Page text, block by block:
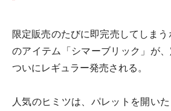
限定販売のたびに即完売してしま
のアイテム「シマーブリック」が
ついにレギュラー発売される。
人気のヒミツは、パレットを開い